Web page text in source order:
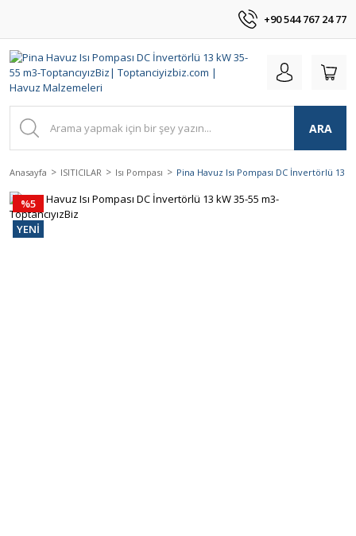
+90 544 767 24 77
ARA
Anasayfa ISITICILAR Isı Pompası Pina Havuz Isı Pompası DC İnvertörlü 13
%5
YENİ